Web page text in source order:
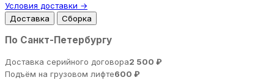
Условия доставки →
Доставка
Сборка
По Санкт-Петербургу
Доставка серийного договора2 500 ₽
Подъём на грузовом лифте600 ₽